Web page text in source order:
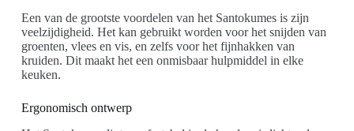
Een van de grootste voordelen van het Santokumes is zijn
veelzijdigheid. Het kan gebruikt worden voor het snijden van
groenten, vlees en vis, en zelfs voor het fijnhakken van
kruiden. Dit maakt het een onmisbaar hulpmiddel in elke
keuken.
Ergonomisch ontwerp